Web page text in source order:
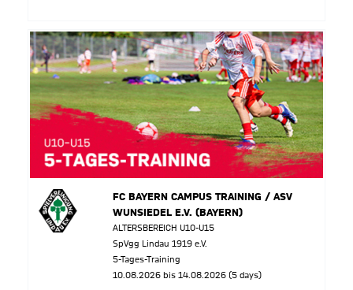
FC BAYERN CAMPUS TRAINING / ASV
WUNSIEDEL E.V. (BAYERN)
ALTERSBEREICH U10-U15
SpVgg Lindau 1919 e.V.
5-Tages-Training
10.08.2026 bis 14.08.2026 (5 days)